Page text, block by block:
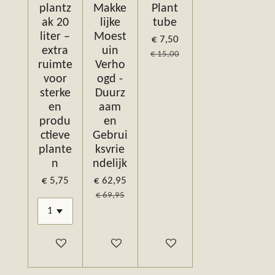
plantz
ak 20
liter –
extra
ruimte
voor
sterke
en
produ
ctieve
plante
n
€ 5,75
In winkelwagen
Makke
lijke
Moest
uin
Verho
ogd -
Duurz
aam
en
Gebrui
ksvrie
ndelijk
€ 62,95
€ 69,95
In winkelwagen
Plant
tube
€ 7,50
€ 15,00
In winkelwagen